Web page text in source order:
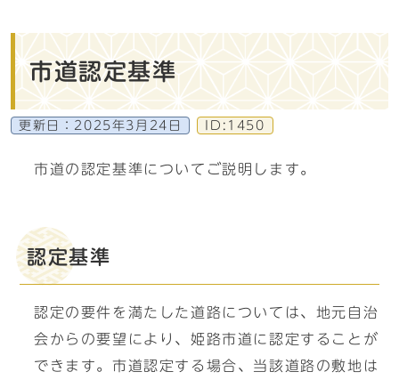
市道認定基準
更新日： 2025年3月24日 ID:1450
市道の認定基準についてご説明します。
認定基準
認定の要件を満たした道路については、地元自治
会からの要望により、姫路市道に認定することが
できます。市道認定する場合、当該道路の敷地は